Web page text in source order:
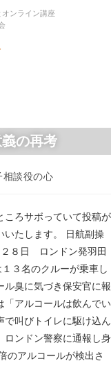
ンライン講座
の再考
相談役の心
ころサボっていて投稿が
いたします。 日航副操
８日 ロンドン発羽田
３名のクルーが乗車し
ル臭に気づき保安官に報
「アルコールは飲んでい
で叫びトイレに駆け込ん
ロンドン警察に通報し身
のアルコールが検出さ